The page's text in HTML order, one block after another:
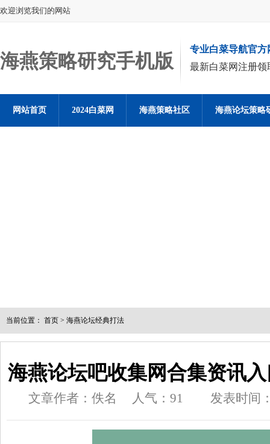
欢迎浏览我们的网站
海燕策略研究手机版
专业白菜导航官方
最新白菜网注册领
网站首页 2024白菜网 海燕策略社区 海燕论坛策略
当前位置： 首页 > 海燕论坛经典打法
海燕论坛吧收集网合集资讯
文章作者：佚名 人气： 91 发表时间